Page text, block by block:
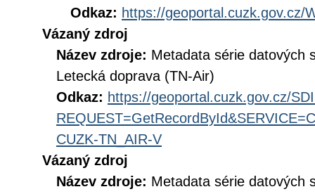
Odkaz: https://geoportal.cuzk.gov.cz/
Vázaný zdroj
Název zdroje: Metadata série datových
Letecká doprava (TN-Air)
Odkaz: https://geoportal.cuzk.gov.cz/
CUZK-TN_AIR-V
Vázaný zdroj
Název zdroje: Metadata série datových